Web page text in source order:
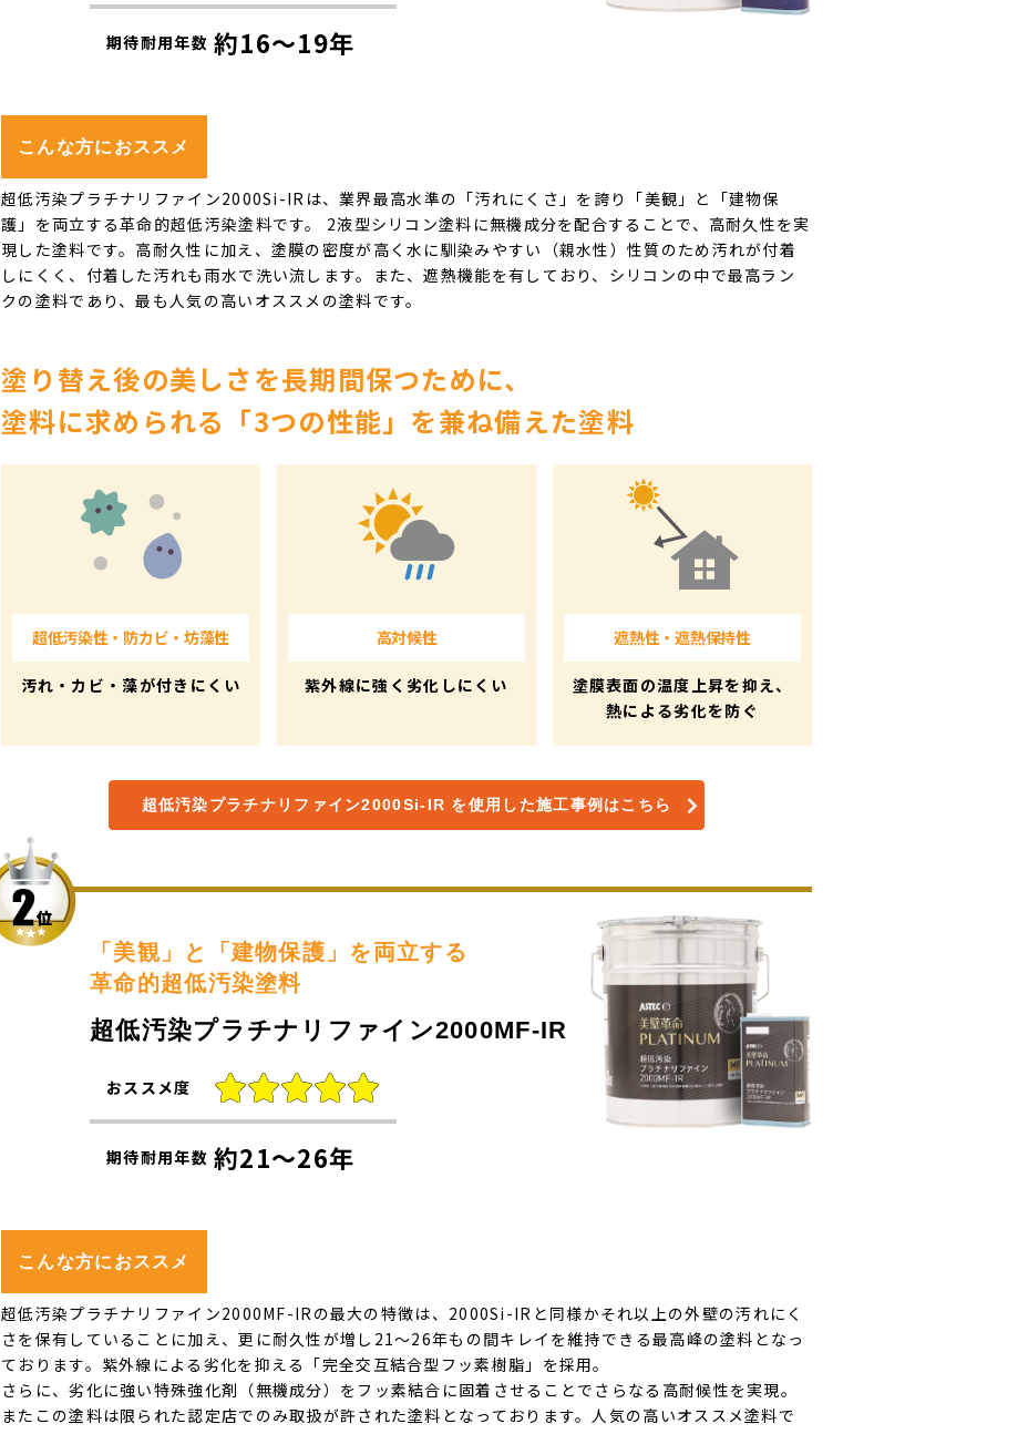
期待耐用年数 約16～19年
こんな方におススメ
超低汚染プラチナリファイン2000Si-IRは、業界最高水準の「汚れにくさ」を誇り「美観」と「建物保
護」を両立する革命的超低汚染塗料です。 2液型シリコン塗料に無機成分を配合することで、高耐久性を実
現した塗料です。高耐久性に加え、塗膜の密度が高く水に馴染みやすい（親水性）性質のため汚れが付着
しにくく、付着した汚れも雨水で洗い流します。また、遮熱機能を有しており、シリコンの中で最高ラン
クの塗料であり、最も人気の高いオススメの塗料です。
塗り替え後の美しさを長期間保つために、
塗料に求められる「3つの性能」を兼ね備えた塗料
超低汚染性・防カビ・坊藻性
汚れ・カビ・藻が付きにくい
高対候性
紫外線に強く劣化しにくい
遮熱性・遮熱保持性
塗膜表面の温度上昇を抑え、
熱による劣化を防ぐ
超低汚染プラチナリファイン2000Si-IR を使用した施工事例はこちら
「美観」と「建物保護」を両立する
革命的超低汚染塗料
超低汚染プラチナリファイン2000MF-IR
おススメ度
期待耐用年数 約21～26年
こんな方におススメ
超低汚染プラチナリファイン2000MF-IRの最大の特徴は、2000Si-IRと同様かそれ以上の外壁の汚れにく
さを保有していることに加え、更に耐久性が増し21～26年もの間キレイを維持できる最高峰の塗料となっ
ております。紫外線による劣化を抑える「完全交互結合型フッ素樹脂」を採用。
さらに、劣化に強い特殊強化剤（無機成分）をフッ素結合に固着させることでさらなる高耐候性を実現。
またこの塗料は限られた認定店でのみ取扱が許された塗料となっております。人気の高いオススメ塗料で